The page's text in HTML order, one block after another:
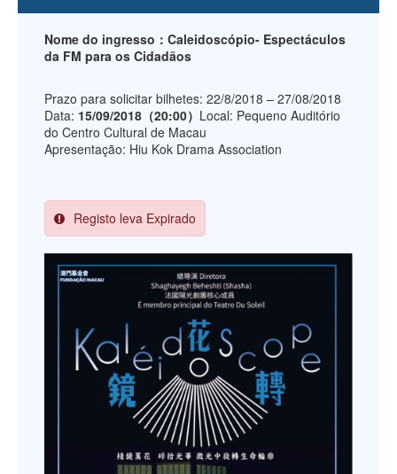
Nome do ingresso：Caleidoscópio- Espectáculos
da FM para os Cidadãos
Prazo para solicitar bilhetes: 22/8/2018 – 27/08/2018
Data: 15/09/2018（20:00） Local: Pequeno Auditório
do Centro Cultural de Macau
Apresentação: Hiu Kok Drama Association
Registo leva Expirado